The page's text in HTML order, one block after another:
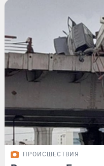
ПРОИСШЕСТВИЯ